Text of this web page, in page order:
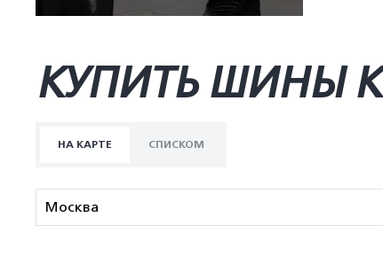
КУПИТЬ ШИНЫ
НА КАРТЕ СПИСКОМ